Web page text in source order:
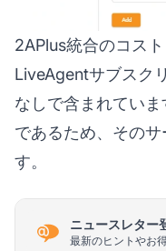
2APlus統合のコスト
LiveAgentサブスク
なしで含まれてい
であるため、その
す。
ニュースレター
最新のヒントやお